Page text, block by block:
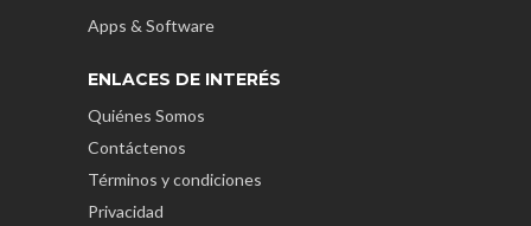
Apps & Software
ENLACES DE INTERÉS
Quiénes Somos
Contáctenos
Términos y condiciones
Privacidad